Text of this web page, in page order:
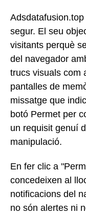
segur. El seu
visitants perquè
del navegador
trucs visuals com
pantalles de
missatge que
botó Permet per
un requisit genuí
manipulació.
En fer clic a
concedeixen al
notificacions del
no són alertes ni